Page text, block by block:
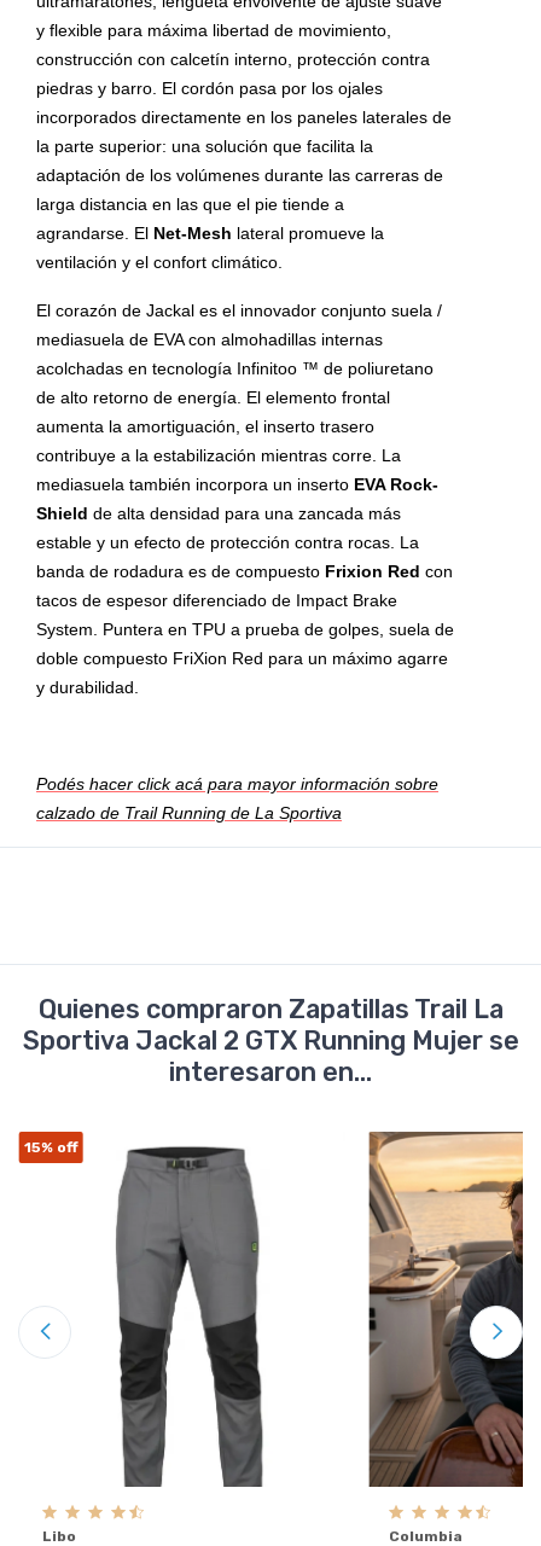
y flexible para máxima libertad de movimiento,
construcción con calcetín interno, protección contra
piedras y barro. El cordón pasa por los ojales
incorporados directamente en los paneles laterales de
la parte superior: una solución que facilita la
adaptación de los volúmenes durante las carreras de
larga distancia en las que el pie tiende a
agrandarse. El Net-Mesh lateral promueve la
ventilación y el confort climático.
El corazón de Jackal es el innovador conjunto suela /
mediasuela de EVA con almohadillas internas
acolchadas en tecnología Infinitoo ™ de poliuretano
de alto retorno de energía. El elemento frontal
aumenta la amortiguación, el inserto trasero
contribuye a la estabilización mientras corre. La
mediasuela también incorpora un inserto EVA Rock-
Shield de alta densidad para una zancada más
estable y un efecto de protección contra rocas. La
banda de rodadura es de compuesto Frixion Red con
tacos de espesor diferenciado de Impact Brake
System. Puntera en TPU a prueba de golpes, suela de
doble compuesto FriXion Red para un máximo agarre
y durabilidad.
Podés hacer click acá para mayor información sobre
calzado de Trail Running de La Sportiva
Quienes compraron Zapatillas Trail La
Sportiva Jackal 2 GTX Running Mujer se
interesaron en...
15% off
Libo Columbia